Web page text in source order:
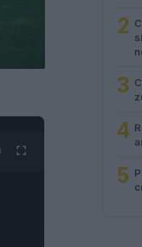
2
3
4
5